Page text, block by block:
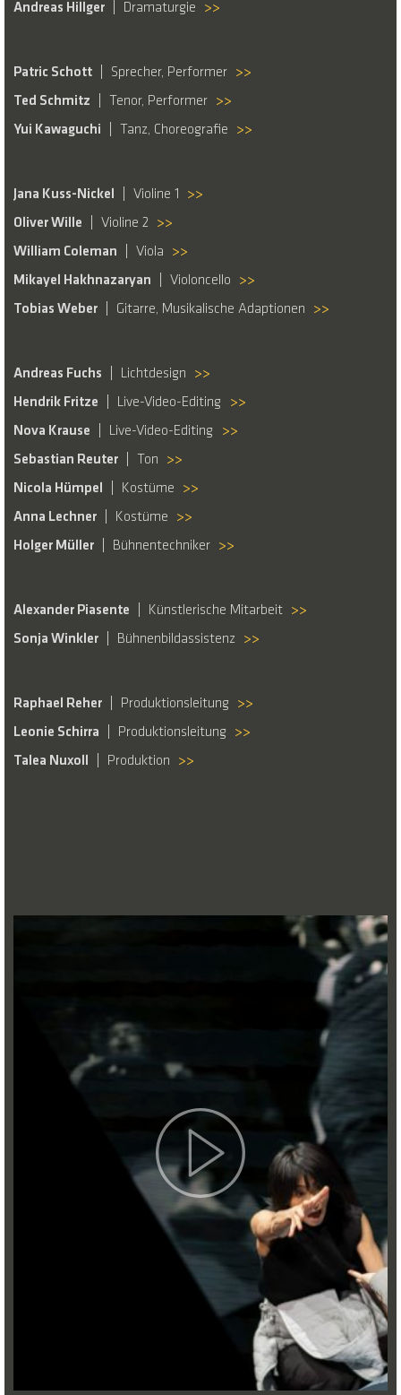
Andreas Hillger
Dramaturgie >>
Patric Schott Sprecher, Performer
>>
Ted Schmitz
Tenor, Performer
>>
Yui Kawaguchi
Tanz, Choreografie >>
Jana Kuss-Nickel Violine 1
>>
Oliver Wille
Violine 2
>>
William Coleman
Viola
>>
Mikayel Hakhnazaryan
Violoncello
>>
Tobias Weber
Gitarre, Musikalische Adaptionen >>
Andreas Fuchs Lichtdesign
>>
Hendrik Fritze
Live-Video-Editing
>>
Nova Krause
Live-Video-Editing
>>
Sebastian Reuter
Ton
>>
Nicola Hümpel
Kostüme
>>
Anna Lechner
Kostüme
>>
Holger Müller
Bühnentechniker >>
Alexander Piasente Künstlerische Mitarbeit
>>
Sonja Winkler
Bühnenbildassistenz >>
Raphael Reher Produktionsleitung
>>
Leonie Schirra
Produktionsleitung
>>
Talea Nuxoll
Produktion >>